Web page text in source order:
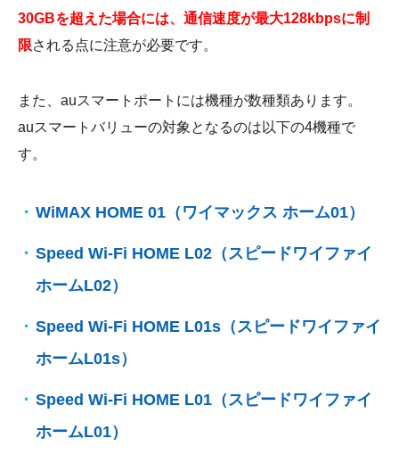
30GBを超えた場合には、通信速度が最大128kbpsに制
限される点に注意が必要です。
また、auスマートポートには機種が数種類あります。
auスマートバリューの対象となるのは以下の4機種で
す。
WiMAX HOME 01（ワイマックス ホーム01）
Speed Wi-Fi HOME L02（スピードワイファイ
ホームL02）
Speed Wi-Fi HOME L01s（スピードワイファイ
ホームL01s）
Speed Wi-Fi HOME L01（スピードワイファイ
ホームL01）